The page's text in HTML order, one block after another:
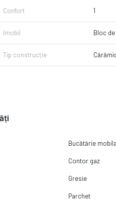
Confort 1
Imobil Bloc
Tip construcție
Bucătărie
Contor gaz
Gresie
Parchet